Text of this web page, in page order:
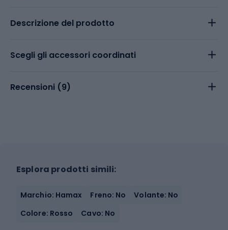
Descrizione del prodotto
Scegli gli accessori coordinati
Recensioni (9)
Esplora prodotti simili:
Marchio: Hamax Freno: No
Volante: No
Colore: Rosso
Cavo: No